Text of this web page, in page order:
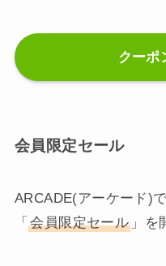
クーポ
会員限定セール
ARCADE(アーケード)
「会員限定セール 」を